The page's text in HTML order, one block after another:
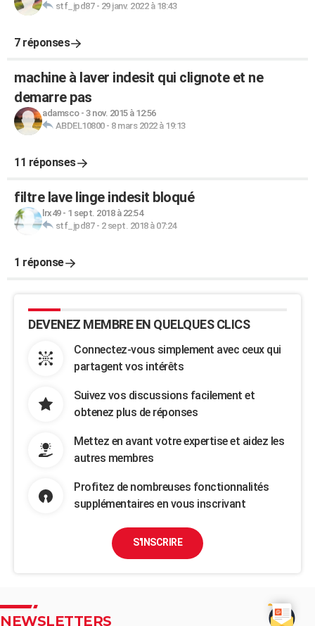
stf_jpd87- 29 janv. 2022 à 18:43
7 réponses
machine à laver indesit qui clignote et ne
demarre pas
adamsco- 3 nov. 2015 à 12:56
ABDEL10800- 8 mars 2022 à 19:13
11 réponses
filtre lave linge indesit bloqué
lrx49- 1 sept. 2018 à 22:54
stf_jpd87- 2 sept. 2018 à 07:24
1 réponse
DEVENEZ MEMBRE EN QUELQUES CLICS
Connectez-vous simplement avec ceux qui
partagent vos intérêts
Suivez vos discussions facilement et
obtenez plus de réponses
Mettez en avant votre expertise et aidez les
autres membres
Profitez de nombreuses fonctionnalités
supplémentaires en vous inscrivant
S'INSCRIRE
NEWSLETTERS